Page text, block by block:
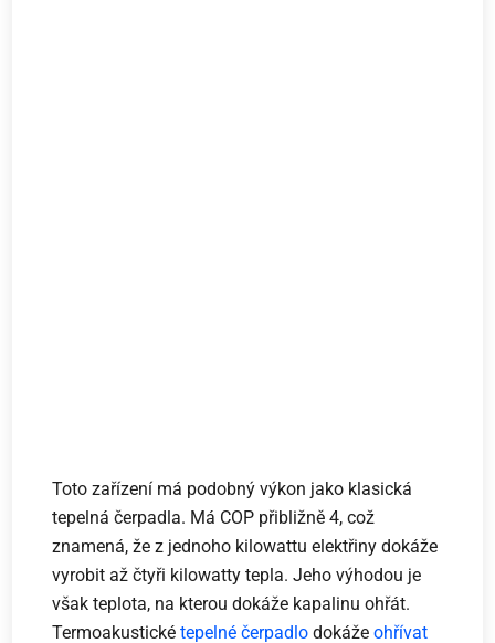
Toto zařízení má podobný výkon jako klasická
tepelná čerpadla. Má COP přibližně 4, což
znamená, že z jednoho kilowattu elektřiny dokáže
vyrobit až čtyři kilowatty tepla. Jeho výhodou je
však teplota, na kterou dokáže kapalinu ohřát.
Termoakustickétepelné čerpadlo dokážeohřívat